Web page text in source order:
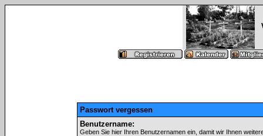
Passwort vergessen
Benutzername:
Geben Sie hier Ihren Benutzernamen ein, damit wir Ihnen